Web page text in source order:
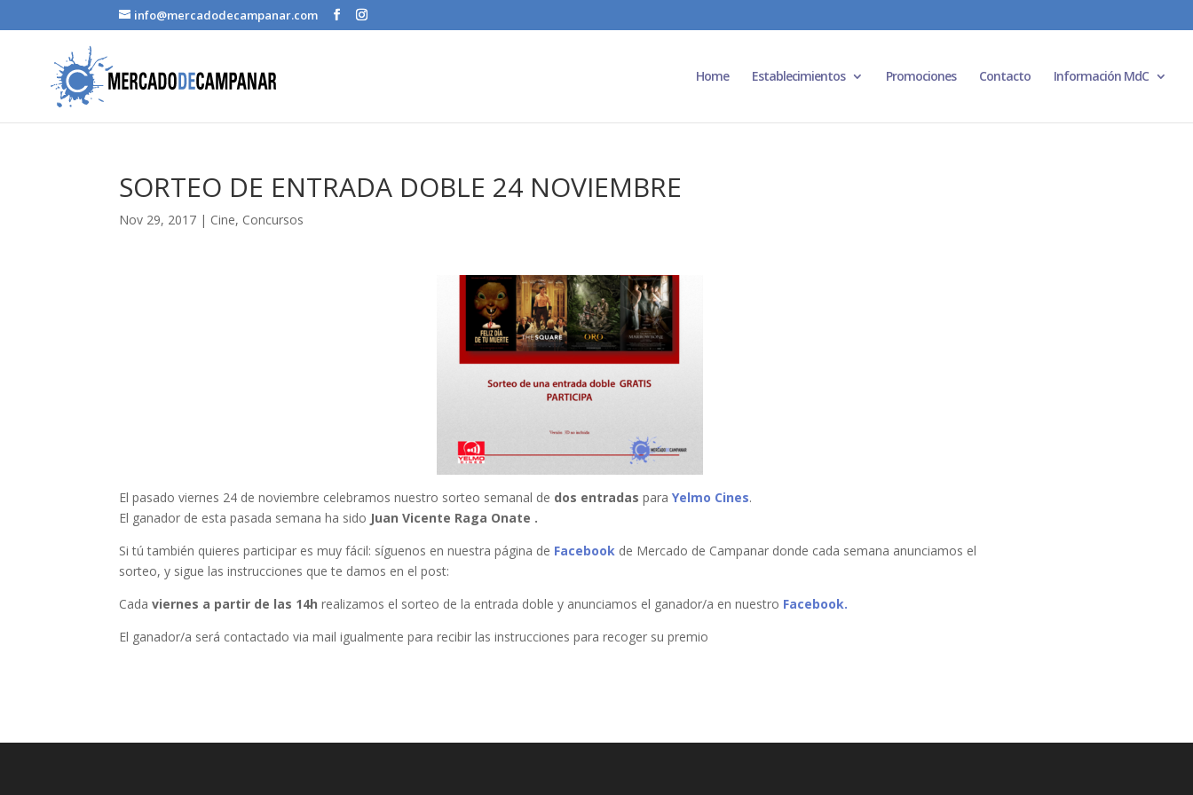
info@mercadodecampanar.com
Home Establecimientos Promociones Contacto Información MdC
SORTEO DE ENTRADA DOBLE 24 NOVIEMBRE
Nov 29, 2017 | Cine, Concursos
El pasado viernes 24 de noviembre celebramos nuestro sorteo semanal de dos entradas paraYelmo Cines.
El ganador de esta pasada semana ha sido Juan Vicente Raga Onate​ .
Si tú también quieres participar es muy fácil: síguenos en nuestra página de Facebook de Mercado de Campanar donde cada semana anunciamos el
sorteo, y sigue las instrucciones que te damos en el post:
Cada viernes a partir de las 14h realizamos el sorteo de la entrada doble y anunciamos el ganador/a en nuestro Facebook.
El ganador/a será contactado via mail igualmente para recibir las instrucciones para recoger su premio